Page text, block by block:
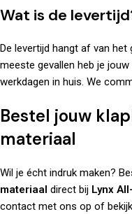
Wat is de
De levertijd hangt af van
meeste gevallen heb je
werkdagen in huis. We
Bestel jouw
materiaal
Wil je écht indruk maken?
materiaal direct bij Lynx
contact met ons op of